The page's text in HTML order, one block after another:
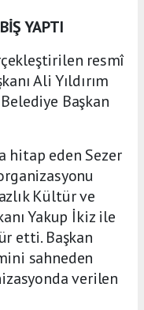
YAPTI
resmî
Ali Yıldırım
Başkan
hitap eden Sezer
Kültür ve
Yakup İkiz ile
etti. Başkan
sahneden
verilen